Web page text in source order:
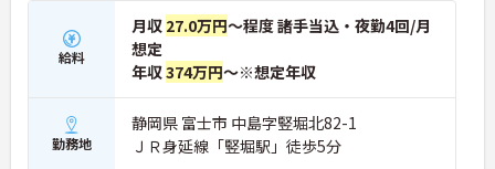
専門性を着実に深めていける環境が用意されていま
す。
★おすすめPOINT★
・入職後はお一人おひとりの習熟度に合わせた個別
のＯＪＴ研修を実施し、ｅラーニングを用いた学習
給料
月収 27.0万円～程度 諸手当込・夜勤4回/月
想定
年収374万円～※想定年収
勤務地
静岡県 富士市 中島字竪堀北82-1
ＪＲ身延線「竪堀駅」徒歩5分